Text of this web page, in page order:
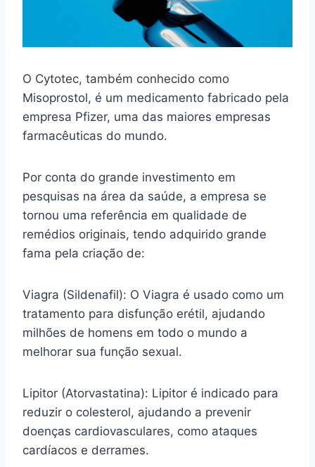
O Cytotec, também conhecido como
Misoprostol, é um medicamento fabricado pela
empresa Pfizer, uma das maiores empresas
farmacêuticas do mundo.
Por conta do grande investimento em
pesquisas na área da saúde, a empresa se
tornou uma referência em qualidade de
remédios originais, tendo adquirido grande
fama pela criação de:
Viagra (Sildenafil): O Viagra é usado como um
tratamento para disfunção erétil, ajudando
milhões de homens em todo o mundo a
melhorar sua função sexual.
Lipitor (Atorvastatina): Lipitor é indicado para
reduzir o colesterol, ajudando a prevenir
doenças cardiovasculares, como ataques
cardíacos e derrames.